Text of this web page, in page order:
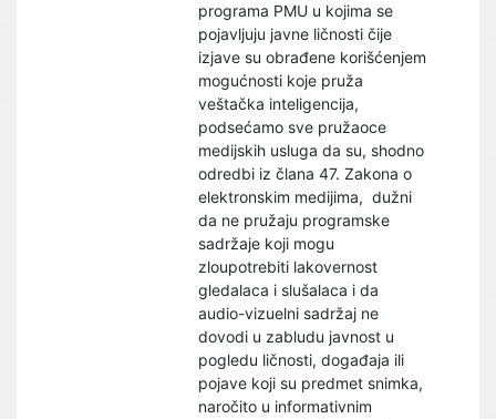
programa PMU u kojima se
pojavljuju javne ličnosti čije
izjave su obrađene korišćenjem
mogućnosti koje pruža
veštačka inteligencija,
podsećamo sve pružaoce
medijskih usluga da su, shodno
odredbi iz člana 47. Zakona o
elektronskim medijima, dužni
da ne pružaju programske
sadržaje koji mogu
zloupotrebiti lakovernost
gledalaca i slušalaca i da
audio-vizuelni sadržaj ne
dovodi u zabludu javnost u
pogledu ličnosti, događaja ili
pojave koji su predmet snimka,
naročito u informativnim